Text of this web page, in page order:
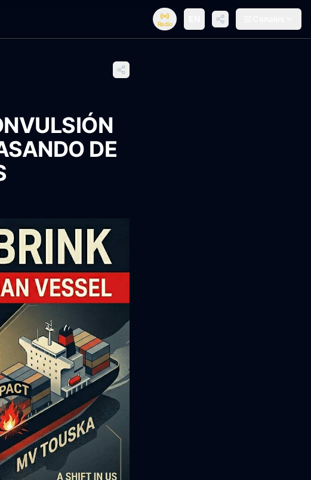
Radio
DE